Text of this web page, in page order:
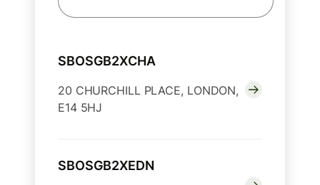
SBOSGB2XCHA
20 CHURCHILL PLACE, LONDON,
E14 5HJ
SBOSGB2XEDN